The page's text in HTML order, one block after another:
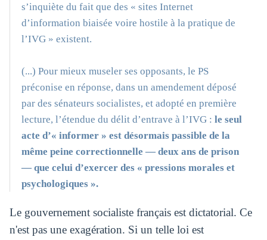
s’inquiète du fait que des « sites Internet
d’information biaisée voire hostile à la pratique de
l’IVG » existent.
(...) Pour mieux museler ses opposants, le PS
préconise en réponse, dans un amendement déposé
par des sénateurs socialistes, et adopté en première
lecture, l’étendue du délit d’entrave à l’IVG :le seul
acte d’« informer » est désormais passible de la
même peine correctionnelle — deux ans de prison
— que celui d’exercer des « pressions morales et
psychologiques ».
Le gouvernement socialiste français est dictatorial. Ce
n'est pas une exagération. Si un telle loi est